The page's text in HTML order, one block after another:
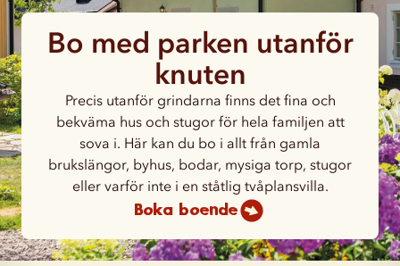
Bo med parken utanför
knuten
Precis utanför grindarna finns det fina och
bekväma hus och stugor för hela familjen att
sova i. Här kan du bo i allt från gamla
brukslängor, byhus, bodar, mysiga torp, stugor
eller varför inte i en ståtlig tvåplansvilla.
Boka boende